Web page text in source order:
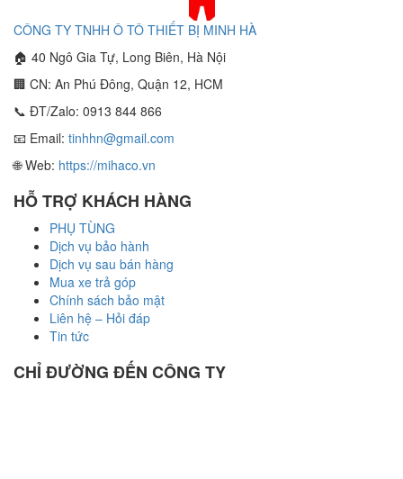
CÔNG TY TNHH Ô TÔ THIẾT BỊ MINH HÀ
🏠 40 Ngô Gia Tự, Long Biên, Hà Nội
🏢 CN: An Phú Đông, Quận 12, HCM
📞 ĐT/Zalo: 0913 844 866
📧 Email: tinhhn@gmail.com
🌐 Web: https://mihaco.vn
HỖ TRỢ KHÁCH HÀNG
PHỤ TÙNG
Dịch vụ bảo hành
Dịch vụ sau bán hàng
Mua xe trả góp
Chính sách bảo mật
Liên hệ – Hỏi đáp
Tin tức
CHỈ ĐƯỜNG ĐẾN CÔNG TY